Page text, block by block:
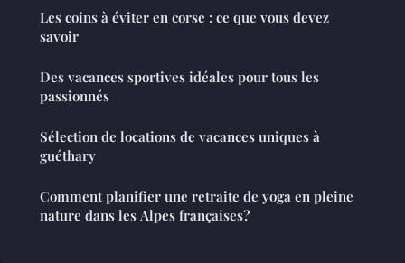
Les coins à éviter en corse : ce que vous devez
savoir
Des vacances sportives idéales pour tous les
passionnés
Sélection de locations de vacances uniques à
guéthary
Comment planifier une retraite de yoga en pleine
nature dans les Alpes françaises?